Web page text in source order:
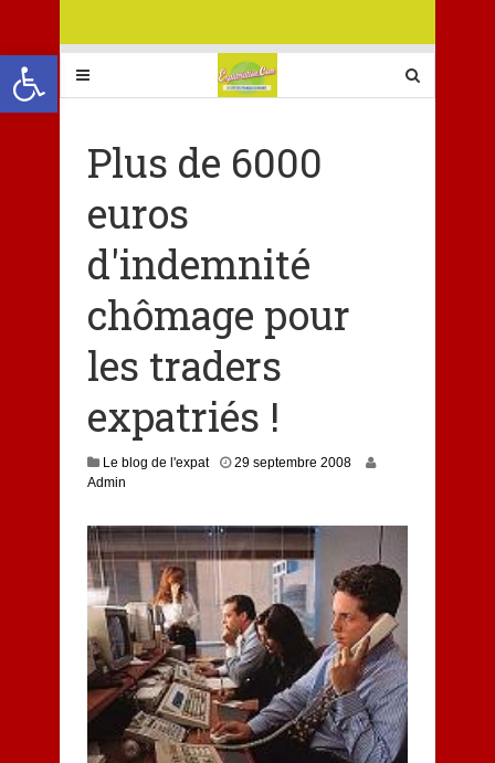
Ouvrir la barre d’outils
Plus de 6000
euros
d'indemnité
chômage pour
les traders
expatriés !
Le blog de l'expat
29 septembre 2008
Admin